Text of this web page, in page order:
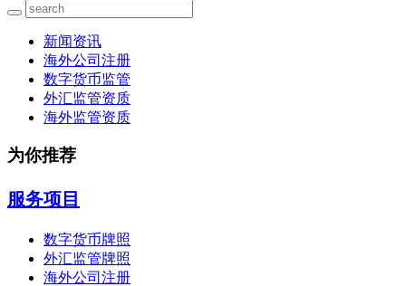
新闻资讯
海外公司注册
数字货币监管
外汇监管资质
海外监管资质
为你推荐
服务项目
数字货币牌照
外汇监管牌照
海外公司注册